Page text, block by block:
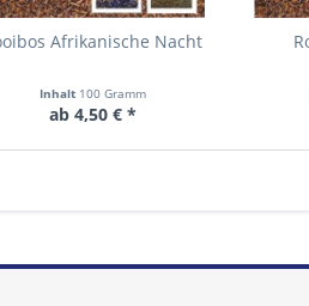
Afrikanische Nacht
Inhalt 100 Gramm
ab 4,50 € *